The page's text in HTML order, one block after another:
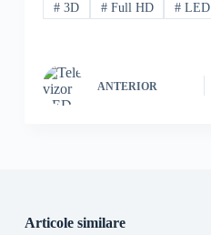
#3D #Full HD # LED
ANTERIOR
Articole similare